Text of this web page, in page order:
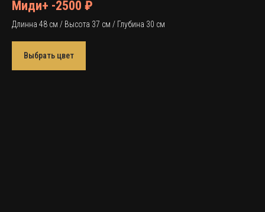
Миди+ -2500 ₽
Длинна 48 см / Высота 37 см / Глубина 30 см
Выбрать цвет